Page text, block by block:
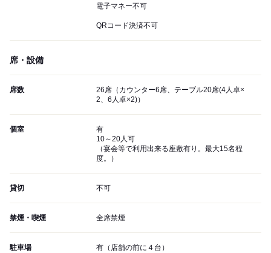
電子マネー不可
QRコード決済不可
席・設備
席数
26席（カウンター6席、テーブル20席(4人卓×
2、6人卓×2)）
個室
有
10～20人可
（宴会等で利用出来る座敷有り。最大15名程
度。）
貸切 不可
禁煙・喫煙 全席禁煙
駐車場 有（店舗の前に４台）